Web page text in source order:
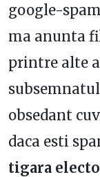
google-
ma anunta
printre alte
obsedant
daca esti
tigara